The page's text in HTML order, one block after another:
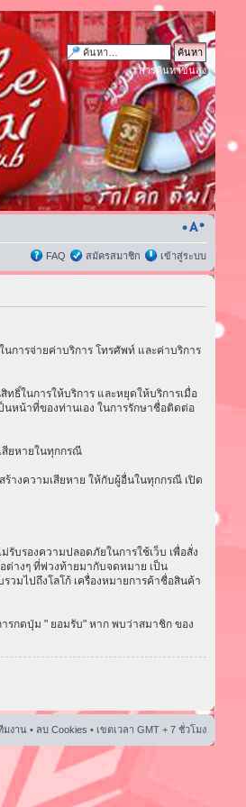
การค้นหาขั้นสูง
FAQ สมัครสมาชิก เข้าสู่ระบบ
การจ่ายค่าบริการ โทรศัพท์ และค่าบริการ
ธิ์ในการให้บริการ และหยุดให้บริการเมื่อ
หน้าที่ของท่านเอง ในการรักษาชื่อติดต่อ
สียหายในทุกกรณี
างความเสียหาย ให้กับผู้อื่นในทุกกรณี เปิด
รับรองความปลอดภัยในการใช้เว็บ เพื่อสั่ง
ต่างๆ ที่พ่วงท้ายมากับจดหมาย เป็น
มไปถึงโลโก้ เครื่องหมายการค้าชื่อสินค้า
รกดปุ่ม " ยอมรับ" หาก พบว่าสมาชิก ของ
มงาน • ลบ Cookies • เขตเวลา GMT + 7 ชั่วโมง